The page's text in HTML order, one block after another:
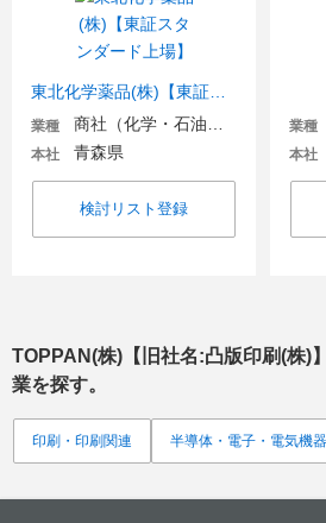
業種
本社 青森県
検討リスト登録
業種
本社
TOPPAN(株)【旧社名:凸版印刷(株)】
業を探す。
印刷・印刷関連 半導体・電子・電気機器